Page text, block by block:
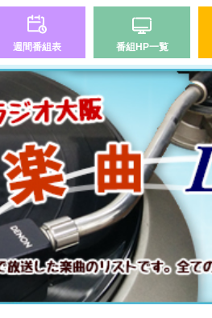
週間番組表 番組HP一覧